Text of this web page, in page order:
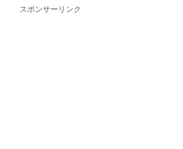
スポンサーリンク